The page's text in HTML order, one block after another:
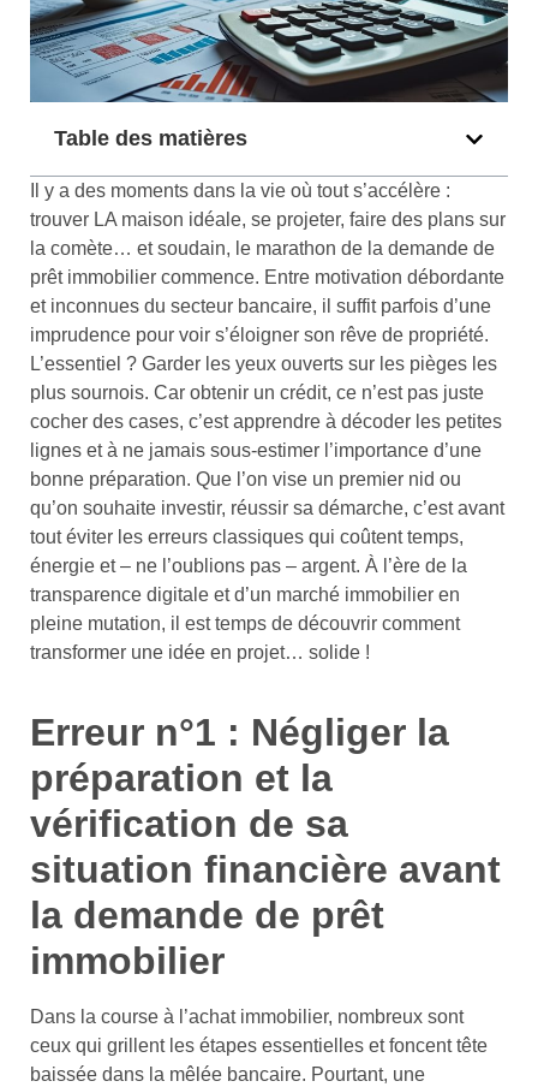
Table des matières
Il y a des moments dans la vie où tout s’accélère :
trouver LA maison idéale, se projeter, faire des plans sur
la comète… et soudain, le marathon de la demande de
prêt immobilier commence. Entre motivation débordante
et inconnues du secteur bancaire, il suffit parfois d’une
imprudence pour voir s’éloigner son rêve de propriété.
L’essentiel ? Garder les yeux ouverts sur les pièges les
plus sournois. Car obtenir un crédit, ce n’est pas juste
cocher des cases, c’est apprendre à décoder les petites
lignes et à ne jamais sous-estimer l’importance d’une
bonne préparation. Que l’on vise un premier nid ou
qu’on souhaite investir, réussir sa démarche, c’est avant
tout éviter les erreurs classiques qui coûtent temps,
énergie et – ne l’oublions pas – argent. À l’ère de la
transparence digitale et d’un marché immobilier en
pleine mutation, il est temps de découvrir comment
transformer une idée en projet… solide !
Erreur n°1 : Négliger la
préparation et la
vérification de sa
situation financière avant
la demande de prêt
immobilier
Dans la course à l’achat immobilier, nombreux sont
ceux qui grillent les étapes essentielles et foncent tête
baissée dans la mêlée bancaire. Pourtant, une